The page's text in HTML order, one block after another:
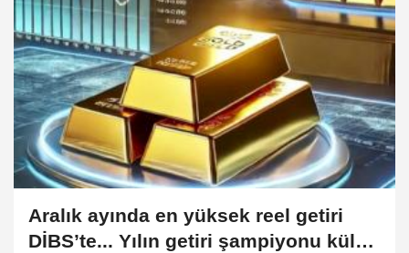
Aralık ayında en yüksek reel getiri
DİBS’te... Yılın getiri şampiyonu külçe